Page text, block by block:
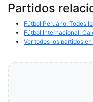
Partidos
Fútbol Peruano: Todos
Fútbol Internacional:
Ver todos los partidos